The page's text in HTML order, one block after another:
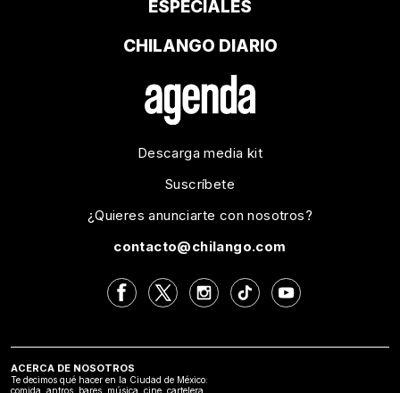
ESPECIALES
CHILANGO DIARIO
Descarga media kit
Suscríbete
¿Quieres anunciarte con nosotros?
contacto@chilango.com
ACERCA DE NOSOTROS
Te decimos qué hacer en la Ciudad de México:
comida, antros, bares, música, cine, cartelera